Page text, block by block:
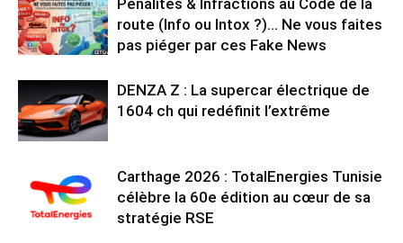
route (Info ou Intox ?)… Ne vous faites
pas piéger par ces Fake News
DENZA Z : La supercar électrique de
1604 ch qui redéfinit l’extrême
Carthage 2026 : TotalEnergies Tunisie
célèbre la 60e édition au cœur de sa
stratégie RSE